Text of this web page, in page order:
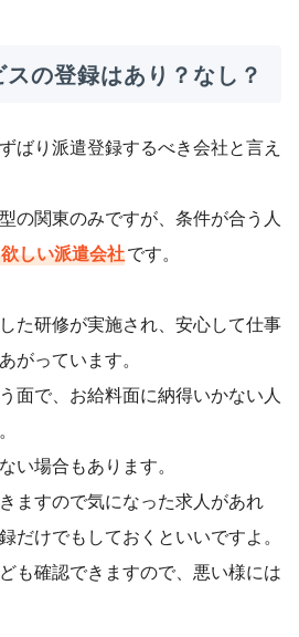
の登録はあり？なし？
ばり派遣登録するべき会社と言え
の関東のみですが、条件が合う人
しい派遣会社です。
た研修が実施され、安心して仕事
がっています。
面で、お給料面に納得いかない人
い場合もあります。
ますので気になった求人があれ
だけでもしておくといいですよ。
も確認できますので、悪い様には